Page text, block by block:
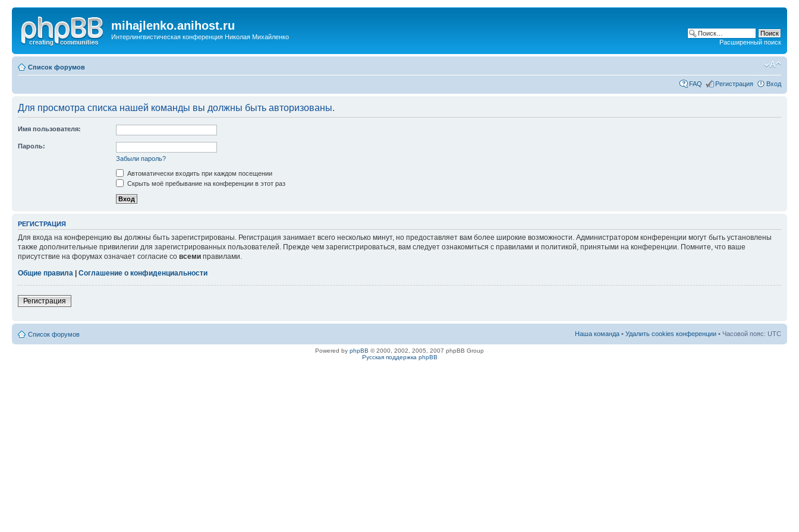
mihajlenko.anihost.ru
Интерлингвистическая конференция Николая Михайленко
Расширенный поиск
Список форумов
FAQ Регистрация Вход
Для просмотра списка нашей команды вы должны быть авторизованы.
Имя пользователя:
Пароль:
Забыли пароль?
Автоматически входить при каждом посещении
Скрыть моё пребывание на конференции в этот раз
РЕГИСТРАЦИЯ
Для входа на конференцию вы должны быть зарегистрированы. Регистрация занимает всего несколько минут, но предоставляет вам более широкие возможности. Администратором конференции могут быть установлены
также дополнительные привилегии для зарегистрированных пользователей. Прежде чем зарегистрироваться, вам следует ознакомиться с правилами и политикой, принятыми на конференции. Помните, что ваше
присутствие на форумах означает согласие со всеми правилами.
Общие правила
Соглашение о конфиденциальности
Регистрация
Список форумов Наша команда • Удалить cookies конференции • Часовой пояс: UTC
Powered by phpBB © 2000, 2002, 2005, 2007 phpBB Group
Русская поддержка phpBB